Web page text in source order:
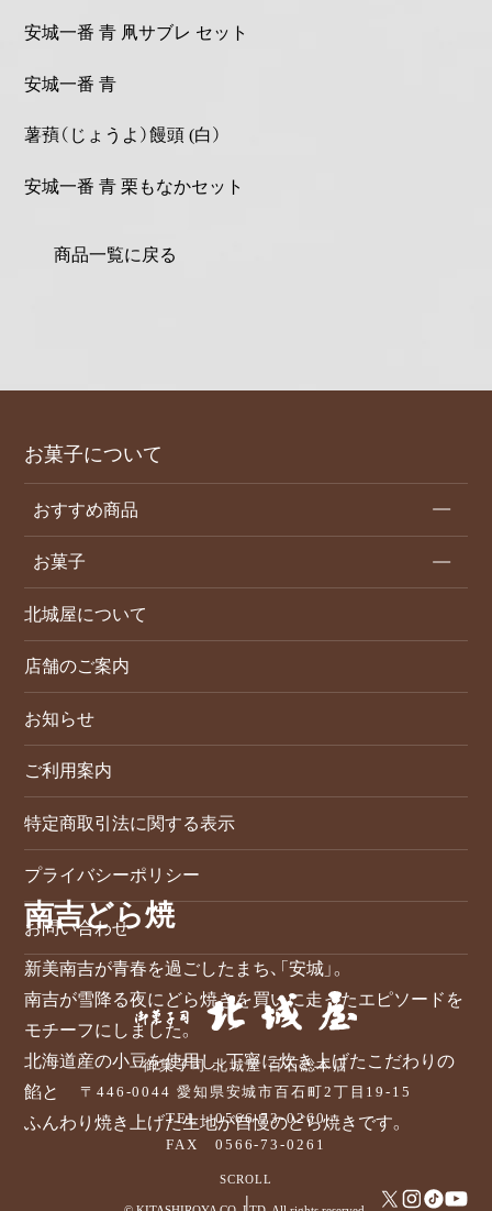
南吉どら焼
新美南吉が青春を過ごしたまち、「安城」。
南吉が雪降る夜にどら焼きを買いに走ったエピソードを
モチーフにしました。
北海道産の小豆を使用し、丁寧に炊き上げたこだわりの
餡と
ふんわり焼き上げた生地が自慢のどら焼きです。
SCROLL
安城一番 青 凧サブレ セット
安城一番 青
薯蕷（じょうよ）饅頭 (白）
安城一番 青 栗もなかセット
商品一覧に戻る
御菓子司 北城屋 百石総本店
〒446-0044 愛知県安城市百石町2丁目19-15
TEL0566-73-0260
FAX 0566-73-0261
お菓子について
おすすめ商品
お菓子
北城屋について
店舗のご案内
お知らせ
ご利用案内
特定商取引法に関する表示
プライバシーポリシー
お問い合わせ